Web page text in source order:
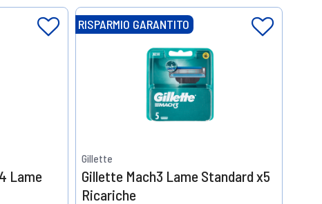
Lame
RISPARMIO GARANTITO
Gillette
Gillette Mach3 Lame Standard x5
Ricariche